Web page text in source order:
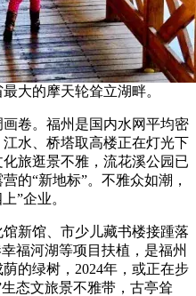
大的摩天轮耸立湖畔。
卷。福州是国内水网平均密
水、桥塔取高楼正在灯光下
旅逛景不雅，流花溪公园已
的“新地标”。不雅众如潮，
”企业。
新馆、市少儿藏书楼接踵落
福河湖等项目扶植，是福州
的绿树，2024年，或正在步
态文旅景不雅带，古亭耸